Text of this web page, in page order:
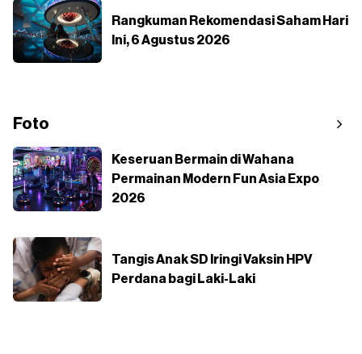
Rangkuman Rekomendasi Saham Hari
Ini, 6 Agustus 2026
Foto
Keseruan Bermain di Wahana
Permainan Modern Fun Asia Expo
2026
Tangis Anak SD Iringi Vaksin HPV
Perdana bagi Laki-Laki